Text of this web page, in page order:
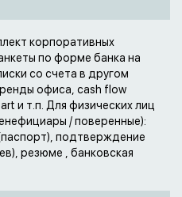
корпоративных
по форме банка на
со счета в другом
офиса, cash flow
и т.п. Для физических лиц
/ поверенные):
подтверждение
резюме , банковская